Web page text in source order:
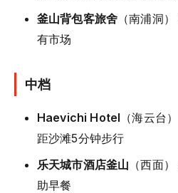
釜山背包客旅舍 （南浦洞
有市场
中档
Haevichi Hotel （海云台
距沙滩5分钟步行
乐天城市酒店釜山 （西面
助早餐